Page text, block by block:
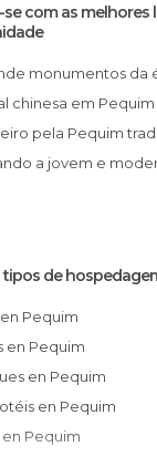
se com as melhores
chinesa em Pequim
pela Pequim
a jovem e
tipos de
en Pequim
en Pequim
en Pequim
en Pequim
en Pequim